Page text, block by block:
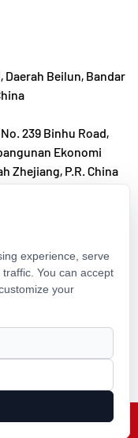
Daerah Beilun, Bandar
239 Binhu Road,
Ekonomi
Zhejiang, P.R. China
Ltd. Hak Cipta
experience, serve
You can accept
your